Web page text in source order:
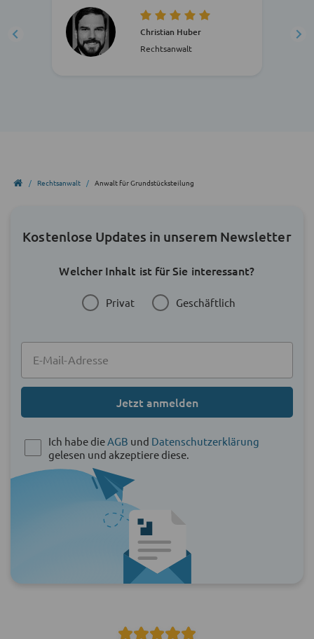
Christian Huber
Rechtsanwalt
Rechtsanwalt Anwalt für Grundstücksteilung
Kostenlose Updates in unserem Newsletter
Welcher Inhalt ist für Sie interessant?
Privat Geschäftlich
Jetzt anmelden
Ich habe die AGB und Datenschutzerklärung
gelesen und akzeptiere diese.